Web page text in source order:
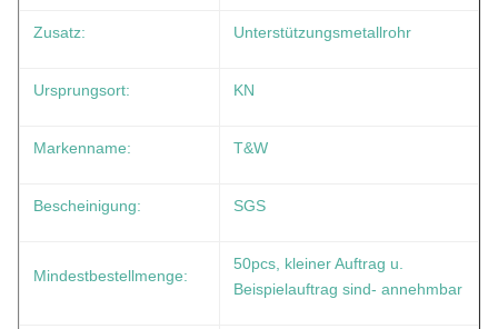
Zusatz: Unterstützungsmetallrohr
Ursprungsort: KN
Markenname: T&W
Bescheinigung: SGS
Mindestbestellmenge:
50pcs, kleiner Auftrag u.
Beispielauftrag sind- annehmbar